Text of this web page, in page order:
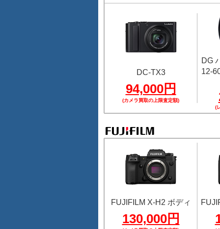
DC-TX3
94,000円
(カメラ買取の上限査定額)
DG
12-
(
FUJIFILM X-H2 ボディ
130,000円